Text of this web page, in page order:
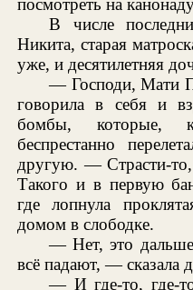
посмотреть на
В числе
Никита, старая
уже, и десятилетняя
— Господи, Мати
говорила в себя и
бомбы, которые,
беспрестанно
другую. — Страсти-
Такого и в первую
где лопнула
домом в слободке.
— Нет, это
всё падают, — сказала
— И где-то, где-